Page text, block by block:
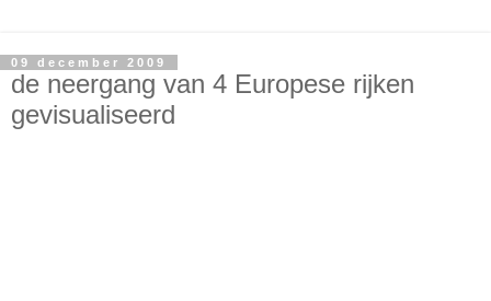
09 december 2009
de neergang van 4 Europese rijken
gevisualiseerd